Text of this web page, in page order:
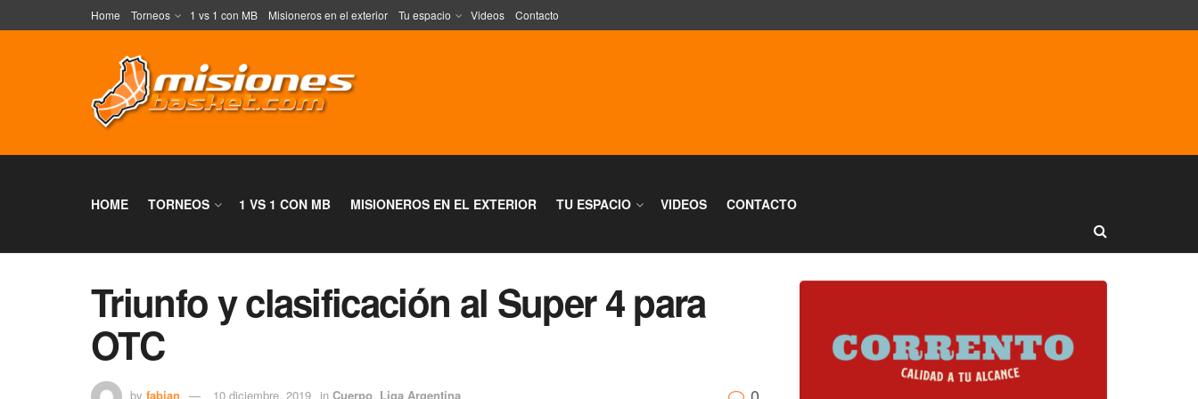
Home Torneos 1 vs 1 con MB Misioneros en el exterior Tu espacio Videos Contacto
HOME TORNEOS 1 VS 1 CON MB MISIONEROS EN EL EXTERIOR TU ESPACIO VIDEOS CONTACTO
Triunfo y clasificación al Super 4 para
OTC
by fabian 10 diciembre, 2019 in Cuerpo, Liga Argentina